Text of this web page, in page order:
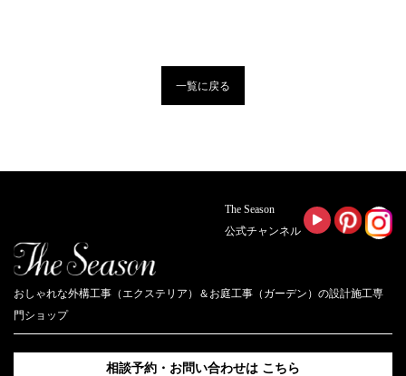
一覧に戻る
The Season
公式チャンネル
おしゃれな外構工事（エクステリア）＆お庭工事（ガーデン）の設計施工専
門ショップ
相談予約・お問い合わせは こちら